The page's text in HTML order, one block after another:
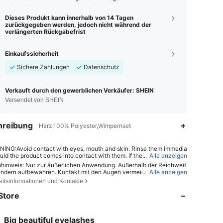
Dieses Produkt kann innerhalb von 14 Tagen
zurückgegeben werden, jedoch nicht während der
verlängerten Rückgabefrist
Einkaufssicherheit
Sichere Zahlungen
Datenschutz
Verkauft durch den gewerblichen Verkäufer: SHEIN
Versendet von SHEIN
Harz,100% Polyester,Wimpernset
contact with eyes, mouth and skin. Rinse them immedia
the product comes into contact with them. If there is any incide
the poison center immediately
... Alle anzeigen
Nur zur äußerlichen Anwendung. Außerhalb der Reichweit
aufbewahren. Kontakt mit den Augen vermeiden. Nicht auf v
oder gereizter Haut anwenden. Bei Hautreizungen die Anwendung
... Alle anzeigen
und Kontakte
Big beautiful eyelashes
4,85 132 1.9K